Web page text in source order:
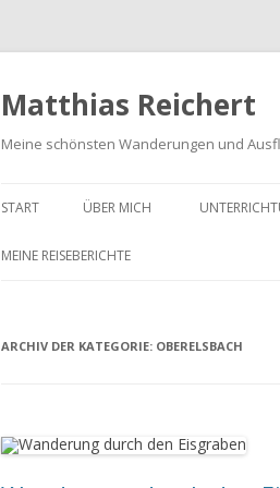
Matthias Reichert
Meine schönsten Wanderungen und
START ÜBER MICH
MEINE REISEBERICHTE
MEIN SCHWARZWALD URLAUB
ARCHIV DER KATEGORIE: OBERELSBACH